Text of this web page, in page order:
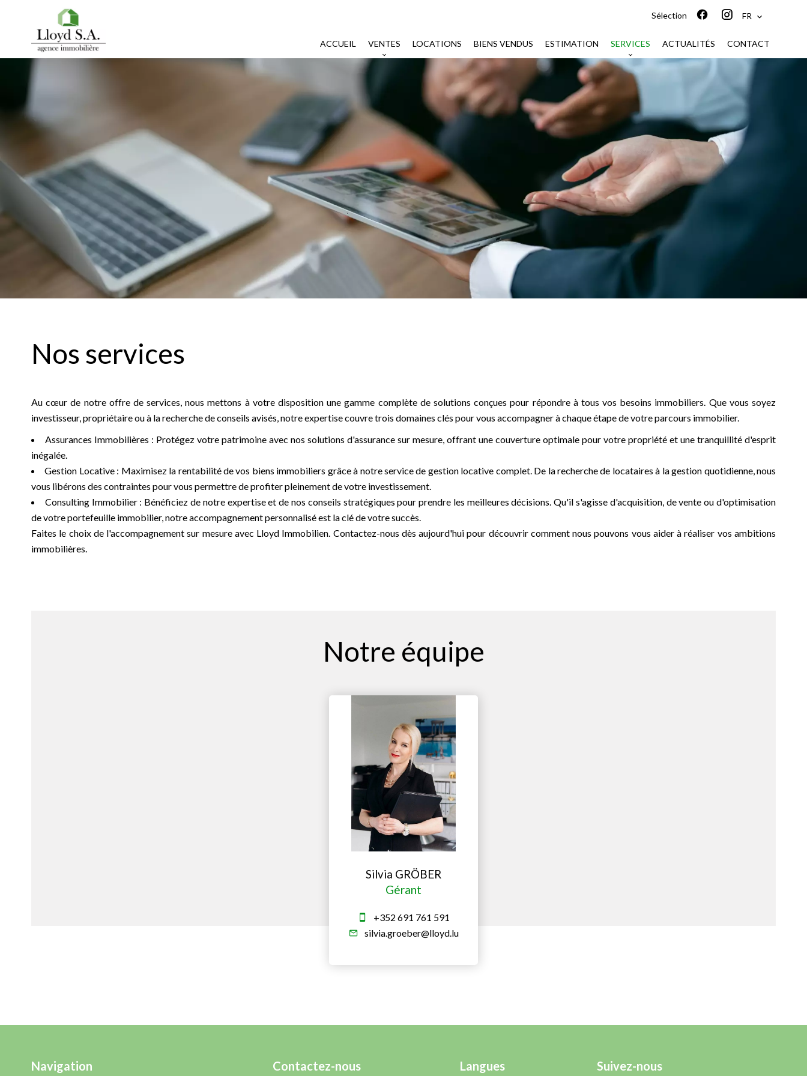
Sélection FR
ACCUEIL VENTES LOCATIONS BIENS VENDUS ESTIMATION SERVICES ACTUALITÉS CONTACT
Nos services
Au cœur de notre offre de services, nous mettons à votre disposition une gamme complète de solutions conçues pour répondre à tous vos besoins immobiliers. Que vous soyez
investisseur, propriétaire ou à la recherche de conseils avisés, notre expertise couvre trois domaines clés pour vous accompagner à chaque étape de votre parcours immobilier.
Assurances Immobilières : Protégez votre patrimoine avec nos solutions d'assurance sur mesure, offrant une couverture optimale pour votre propriété et une tranquillité d'esprit
inégalée.
Gestion Locative : Maximisez la rentabilité de vos biens immobiliers grâce à notre service de gestion locative complet. De la recherche de locataires à la gestion quotidienne, nous
vous libérons des contraintes pour vous permettre de profiter pleinement de votre investissement.
Consulting Immobilier : Bénéficiez de notre expertise et de nos conseils stratégiques pour prendre les meilleures décisions. Qu'il s'agisse d'acquisition, de vente ou d'optimisation
de votre portefeuille immobilier, notre accompagnement personnalisé est la clé de votre succès.
Faites le choix de l'accompagnement sur mesure avec Lloyd Immobilien. Contactez-nous dès aujourd'hui pour découvrir comment nous pouvons vous aider à réaliser vos ambitions
immobilières.
Notre équipe
Silvia GRÖBER
Gérant
+352 691 761 591
silvia.groeber@lloyd.lu
Navigation Contactez-nous Langues Suivez-nous